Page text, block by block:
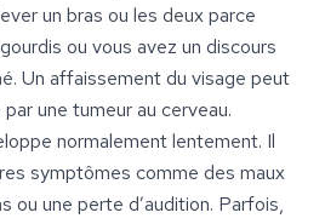
un bras ou les deux parce
ou vous avez un discours
Un affaissement du visage peut
une tumeur au cerveau.
normalement lentement. Il
symptômes comme des maux
ou une perte d’audition. Parfois,